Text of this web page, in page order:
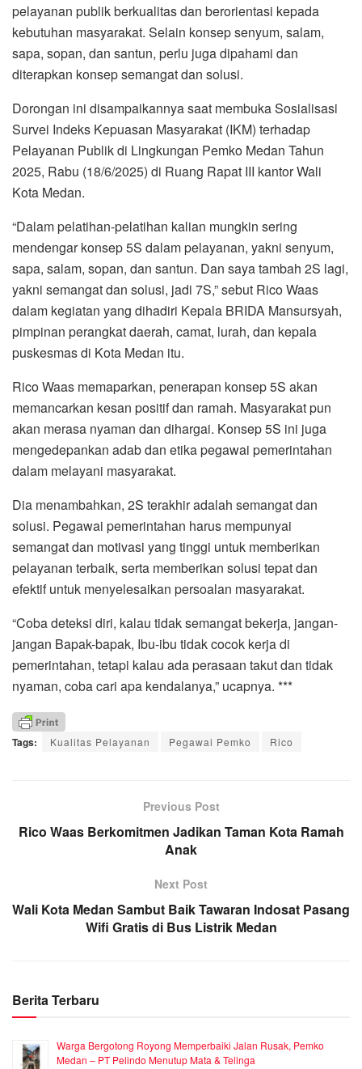
pelayanan publik berkualitas dan berorientasi kepada
kebutuhan masyarakat. Selain konsep senyum, salam,
sapa, sopan, dan santun, perlu juga dipahami dan
diterapkan konsep semangat dan solusi.
Dorongan ini disampaikannya saat membuka Sosialisasi
Survei Indeks Kepuasan Masyarakat (IKM) terhadap
Pelayanan Publik di Lingkungan Pemko Medan Tahun
2025, Rabu (18/6/2025) di Ruang Rapat III kantor Wali
Kota Medan.
“Dalam pelatihan-pelatihan kalian mungkin sering
mendengar konsep 5S dalam pelayanan, yakni senyum,
sapa, salam, sopan, dan santun. Dan saya tambah 2S lagi,
yakni semangat dan solusi, jadi 7S,” sebut Rico Waas
dalam kegiatan yang dihadiri Kepala BRIDA Mansursyah,
pimpinan perangkat daerah, camat, lurah, dan kepala
puskesmas di Kota Medan itu.
Rico Waas memaparkan, penerapan konsep 5S akan
memancarkan kesan positif dan ramah. Masyarakat pun
akan merasa nyaman dan dihargai. Konsep 5S ini juga
mengedepankan adab dan etika pegawai pemerintahan
dalam melayani masyarakat.
Dia menambahkan, 2S terakhir adalah semangat dan
solusi. Pegawai pemerintahan harus mempunyai
semangat dan motivasi yang tinggi untuk memberikan
pelayanan terbaik, serta memberikan solusi tepat dan
efektif untuk menyelesaikan persoalan masyarakat.
“Coba deteksi diri, kalau tidak semangat bekerja, jangan-
jangan Bapak-bapak, Ibu-ibu tidak cocok kerja di
pemerintahan, tetapi kalau ada perasaan takut dan tidak
nyaman, coba cari apa kendalanya,” ucapnya. ***
Tags: Kualitas Pelayanan Pegawai Pemko Rico
Previous Post
Rico Waas Berkomitmen Jadikan Taman Kota Ramah
Anak
Next Post
Wali Kota Medan Sambut Baik Tawaran Indosat Pasang
Wifi Gratis di Bus Listrik Medan
Berita Terbaru
Warga Bergotong Royong Memperbaiki Jalan Rusak, Pemko
Medan – PT Pelindo Menutup Mata & Telinga